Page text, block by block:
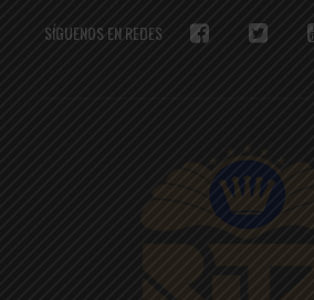
SÍGUENOS EN REDES